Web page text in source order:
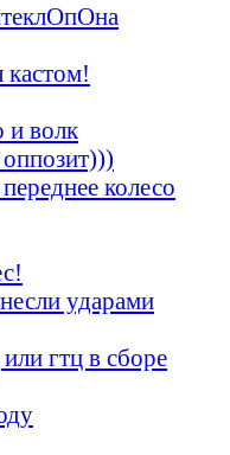
и волк
колесо
ударами
гтц в сборе